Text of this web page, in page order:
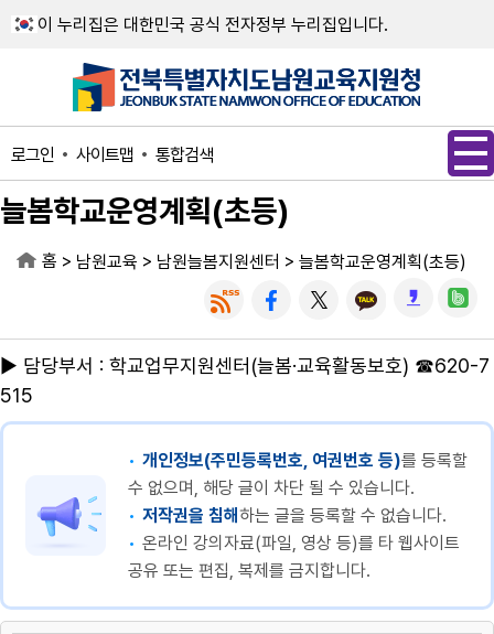
이 누리집은 대한민국 공식 전자정부 누리집입니다.
로그인 사이트맵 통합검색
늘봄학교운영계획(초등)
홈 > 남원교육 > 남원늘봄지원센터 > 늘봄학교운영계획(초등)
▶ 담당부서 : 학교업무지원센터(늘봄·교육활동보호) ☎620-7
515
개인정보(주민등록번호, 여권번호 등)를 등록할
수 없으며, 해당 글이 차단 될 수 있습니다.
저작권을 침해하는 글을 등록할 수 없습니다.
온라인 강의자료(파일, 영상 등)를 타 웹사이트
공유 또는 편집, 복제를 금지합니다.